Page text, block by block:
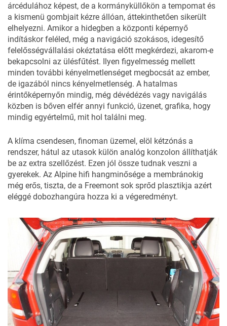
árcédulához képest, de a kormányküllőkön a tempomat és
a kismenü gombjait kézre állóan, áttekinthetően sikerült
elhelyezni. Amikor a hidegben a központi képernyő
indításkor feléled, még a navigáció szokásos, idegesítő
felelősségvállalási okéztatása előtt megkérdezi, akarom-e
bekapcsolni az ülésfűtést. Ilyen figyelmesség mellett
minden további kényelmetlenséget megbocsát az ember,
de igazából nincs kényelmetlenség. A hatalmas
érintőképernyőn mindig, még dévédézés vagy navigálás
közben is bőven elfér annyi funkció, üzenet, grafika, hogy
mindig egyértelmű, mit hol találni meg.
A klíma csendesen, finoman üzemel, elöl kétzónás a
rendszer, hátul az utasok külön analóg konzolon állíthatják
be az extra szellőzést. Ezen jól össze tudnak veszni a
gyerekek. Az Alpine hifi hangminősége a membránokig
még erős, tiszta, de a Freemont sok sprőd plasztikja azért
eléggé dobozhangúra hozza ki a végeredményt.